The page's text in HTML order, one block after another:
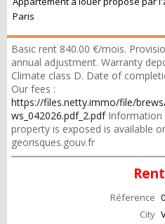
Paris
Basic rent 840.00 €/mois.
annual adjustment. Warranty
Climate class D. Date of
Our fees :
https://files.netty.immo/file/
ws_042026.pdf_2.pdfInformation
property is exposed is available
georisques.gouv.fr
Réference
City